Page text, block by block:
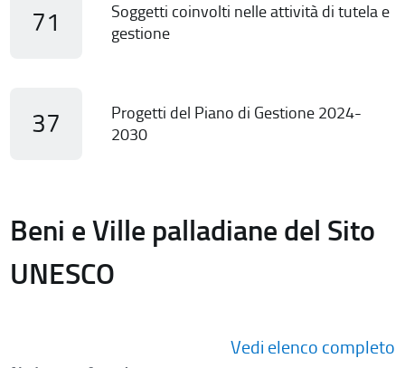
71
Soggetti coinvolti nelle attività di tutela e
gestione
37
Progetti del Piano di Gestione 2024-
2030
Beni e Ville palladiane del Sito
UNESCO
Vedi elenco completo